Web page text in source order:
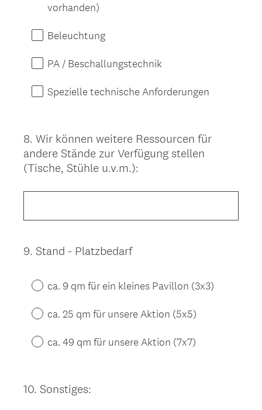
vorhanden)
Beleuchtung
PA / Beschallungstechnik
Spezielle technische Anforderungen
Question
Title
8. Wir können weitere Ressourcen für
andere Stände zur Verfügung stellen
(Tische, Stühle u.v.m.):
Question
9. Stand - Platzbedarf
ca. 9 qm für ein kleines Pavillon (3x3)
ca. 25 qm für unsere Aktion (5x5)
ca. 49 qm für unsere Aktion (7x7)
Question
10. Sonstiges: